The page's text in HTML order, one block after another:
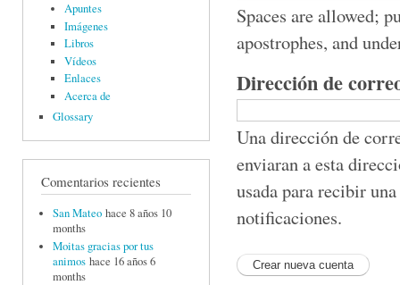
Apuntes
Imágenes
Libros
Vídeos
Enlaces
Acerca de
Glossary
Comentarios recientes
San Mateo hace 8 años 10
months
Moitas gracias por tus
animos hace 16 años 6
months
Spaces are allowed;
apostrophes, and
Dirección de
Una dirección de
enviaran a esta
usada para recibir
notificaciones.